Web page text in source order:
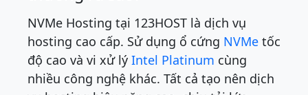
NVMe Hosting tại 123HOST là dịch vụ
hosting cao cấp. Sử dụng ổ cứng NVMe tốc
độ cao và vi xử lý Intel Platinum cùng
nhiều công nghệ khác. Tất cả tạo nên dịch